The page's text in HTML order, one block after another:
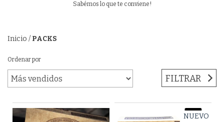
Sabémos lo que te conviene!
Inicio / PACKS
Ordenar por
FILTRAR
NUEVO